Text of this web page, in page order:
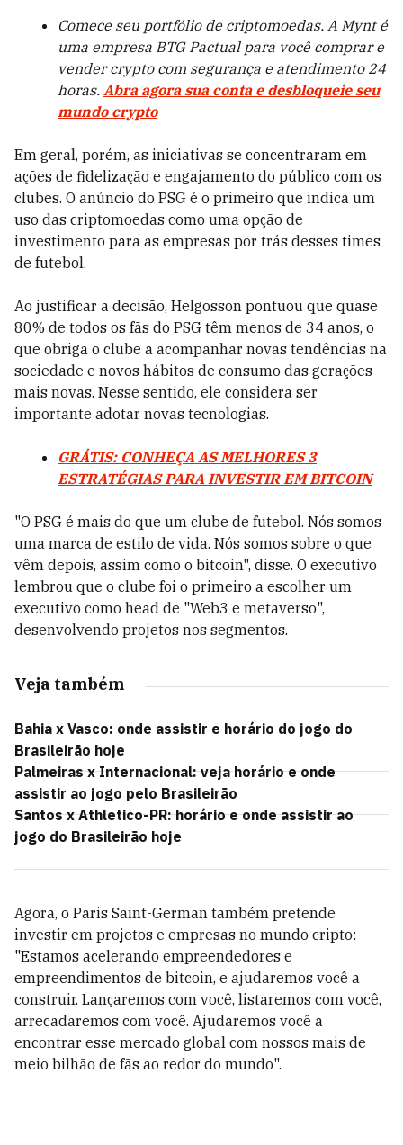
Comece seu portfólio de criptomoedas. A Mynt é
uma empresa BTG Pactual para você comprar e
vender crypto com segurança e atendimento 24
horas. Abra agora sua conta e desbloqueie seu
mundo crypto
Em geral, porém, as iniciativas se concentraram em
ações de fidelização e engajamento do público com os
clubes. O anúncio do PSG é o primeiro que indica um
uso das criptomoedas como uma opção de
investimento para as empresas por trás desses times
de futebol.
Ao justificar a decisão, Helgosson pontuou que quase
80% de todos os fãs do PSG têm menos de 34 anos, o
que obriga o clube a acompanhar novas tendências na
sociedade e novos hábitos de consumo das gerações
mais novas. Nesse sentido, ele considera ser
importante adotar novas tecnologias.
GRÁTIS: CONHEÇA AS MELHORES 3
ESTRATÉGIAS PARA INVESTIR EM BITCOIN
"O PSG é mais do que um clube de futebol. Nós somos
uma marca de estilo de vida. Nós somos sobre o que
vêm depois, assim como o bitcoin", disse. O executivo
lembrou que o clube foi o primeiro a escolher um
executivo como head de "Web3 e metaverso",
desenvolvendo projetos nos segmentos.
Veja também
Bahia x Vasco: onde assistir e horário do jogo do
Brasileirão hoje
Palmeiras x Internacional: veja horário e onde
assistir ao jogo pelo Brasileirão
Santos x Athletico-PR: horário e onde assistir ao
jogo do Brasileirão hoje
Agora, o Paris Saint-German também pretende
investir em projetos e empresas no mundo cripto:
"Estamos acelerando empreendedores e
empreendimentos de bitcoin, e ajudaremos você a
construir. Lançaremos com você, listaremos com você,
arrecadaremos com você. Ajudaremos você a
encontrar esse mercado global com nossos mais de
meio bilhão de fãs ao redor do mundo".